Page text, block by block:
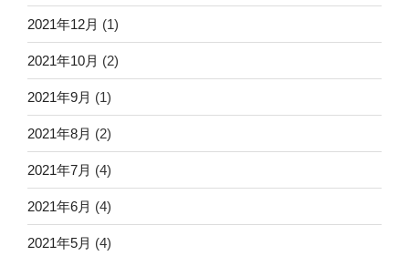
2021年12月 (1)
2021年10月 (2)
2021年9月 (1)
2021年8月 (2)
2021年7月 (4)
2021年6月 (4)
2021年5月 (4)